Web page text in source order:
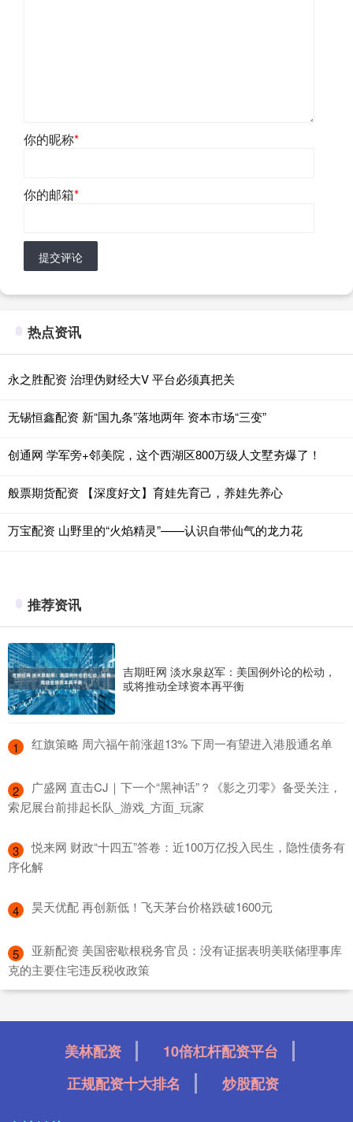
你的昵称*
你的邮箱*
提交评论
热点资讯
永之胜配资 治理伪财经大V 平台必须真把关
无锡恒鑫配资 新“国九条”落地两年 资本市场“三变”
创通网 学军旁+邻美院，这个西湖区800万级人文墅夯爆了！
般票期货配资 【深度好文】育娃先育己，养娃先养心
万宝配资 山野里的“火焰精灵”——认识自带仙气的龙力花
推荐资讯
吉期旺网 淡水泉赵军：美国例外论的松动，
或将推动全球资本再平衡
1 ​红旗策略 周六福午前涨超13% 下周一有望进入港股通名单
2
​广盛网 直击CJ｜下一个“黑神话”？《影之刃零》备受关注，
索尼展台前排起长队_游戏_方面_玩家
3
​悦来网 财政“十四五”答卷：近100万亿投入民生，隐性债务有
序化解
4 ​昊天优配 再创新低！飞天茅台价格跌破1600元
5
​亚新配资 美国密歇根税务官员：没有证据表明美联储理事库
克的主要住宅违反税收政策
美林配资
10倍杠杆配资平台
正规配资十大排名
炒股配资